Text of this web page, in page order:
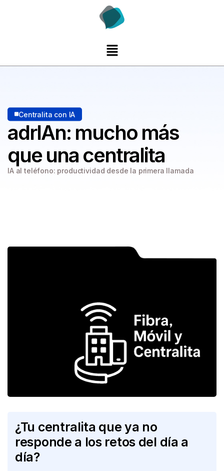
Centralita con IA
adrIAn: mucho más
que una centralita
IA al teléfono: productividad desde la primera llamada
¿Tu centralita que ya no
responde a los retos del día a
día?